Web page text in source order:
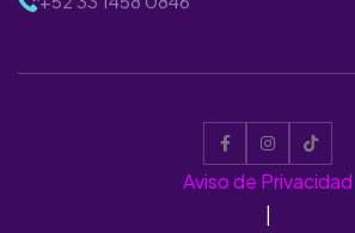
Facebook
Instagram
TikTok
Aviso de Privacidad